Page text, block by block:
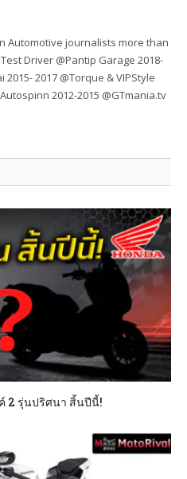
Automotive journalists more than
Driver @Pantip Garage 2018-
2017 @Torque & VIPStyle
2012-2015 @GTmania.tv
2 รุ่นปริศนา สิ้นปีนี้!